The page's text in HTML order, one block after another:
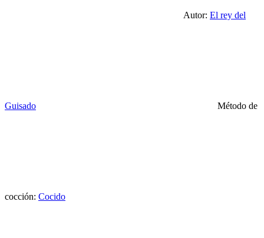
Autor: El rey del
Guisado Método de
cocción: Cocido